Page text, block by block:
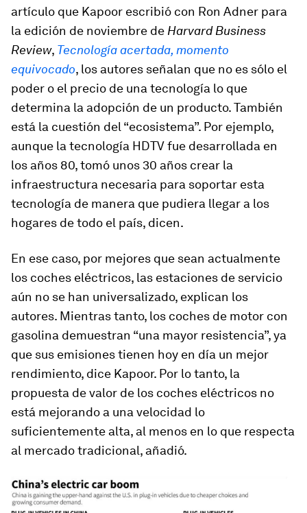
artículo que Kapoor escribió con Ron Adner para
la edición de noviembre de Harvard Business
Review, Tecnología acertada, momento
equivocado, los autores señalan que no es sólo el
poder o el precio de una tecnología lo que
determina la adopción de un producto. También
está la cuestión del “ecosistema”. Por ejemplo,
aunque la tecnología HDTV fue desarrollada en
los años 80, tomó unos 30 años crear la
infraestructura necesaria para soportar esta
tecnología de manera que pudiera llegar a los
hogares de todo el país, dicen.
En ese caso, por mejores que sean actualmente
los coches eléctricos, las estaciones de servicio
aún no se han universalizado, explican los
autores. Mientras tanto, los coches de motor con
gasolina demuestran “una mayor resistencia”, ya
que sus emisiones tienen hoy en día un mejor
rendimiento, dice Kapoor. Por lo tanto, la
propuesta de valor de los coches eléctricos no
está mejorando a una velocidad lo
suficientemente alta, al menos en lo que respecta
al mercado tradicional, añadió.